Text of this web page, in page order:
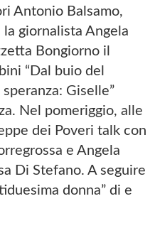
Antonio Balsamo,
giornalista Angela
Bongiorno il
“Dal buio del
Giselle”
Nel pomeriggio, alle
dei Poveri talk con
e Angela
Di Stefano. A seguire
donna” di e